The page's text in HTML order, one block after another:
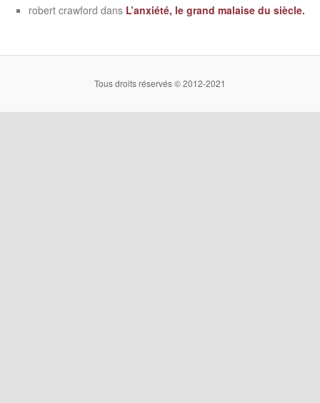
robert crawford dans L’anxiété, le grand malaise du siècle.
Tous droits réservés © 2012-2021